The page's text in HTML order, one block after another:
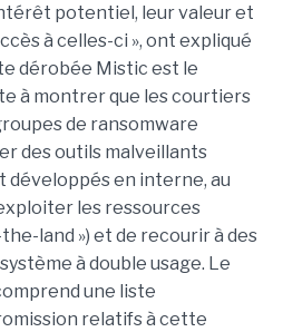
potentiel, leur valeur et
à celles-ci », ont expliqué
dérobée Mistic est le
à montrer que les courtiers
de ransomware
des outils malveillants
développés en interne, au
les ressources
land ») et de recourir à des
à double usage. Le
une liste
relatifs à cette